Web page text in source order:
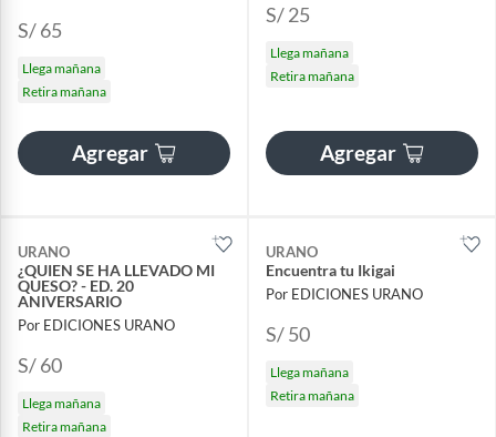
S/ 65
Llega mañana
Retira mañana
Agregar
S/ 25
Llega mañana
Retira mañana
Agregar
URANO
¿QUIEN SE HA LLEVADO MI
QUESO? - ED. 20
ANIVERSARIO
Por EDICIONES URANO
S/ 60
Llega mañana
Retira mañana
URANO
Encuentra tu Ikigai
Por EDICIONES URANO
S/ 50
Llega mañana
Retira mañana